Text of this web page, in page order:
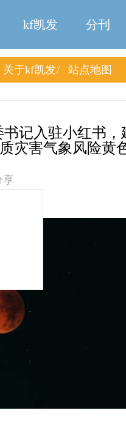
kf凯发 分刊
关于kf凯发
站点地图
记入驻小红书
灾害气象风险黄
享